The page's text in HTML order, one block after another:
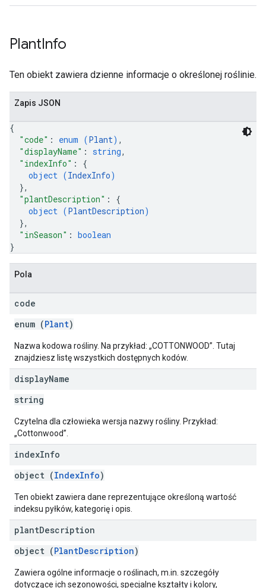
PlantInfo
Ten obiekt zawiera dzienne informacje o określonej roślinie.
Zapis JSON
{
"code" : enum (Plant) ,
"displayName" : string,
"indexInfo" : {
object (IndexInfo)
},
"plantDescription" : {
object (PlantDescription)
},
"inSeason" : boolean
}
Pola
code
enum (Plant)
Nazwa kodowa rośliny. Na przykład: „COTTONWOOD”. Tutaj
znajdziesz listę wszystkich dostępnych kodów.
displayName
string
Czytelna dla człowieka wersja nazwy rośliny. Przykład:
„Cottonwood”.
indexInfo
object (IndexInfo)
Ten obiekt zawiera dane reprezentujące określoną wartość
indeksu pyłków, kategorię i opis.
plantDescription
object (PlantDescription)
Zawiera ogólne informacje o roślinach, m.in. szczegóły
dotyczące ich sezonowości, specjalne kształty i kolory,